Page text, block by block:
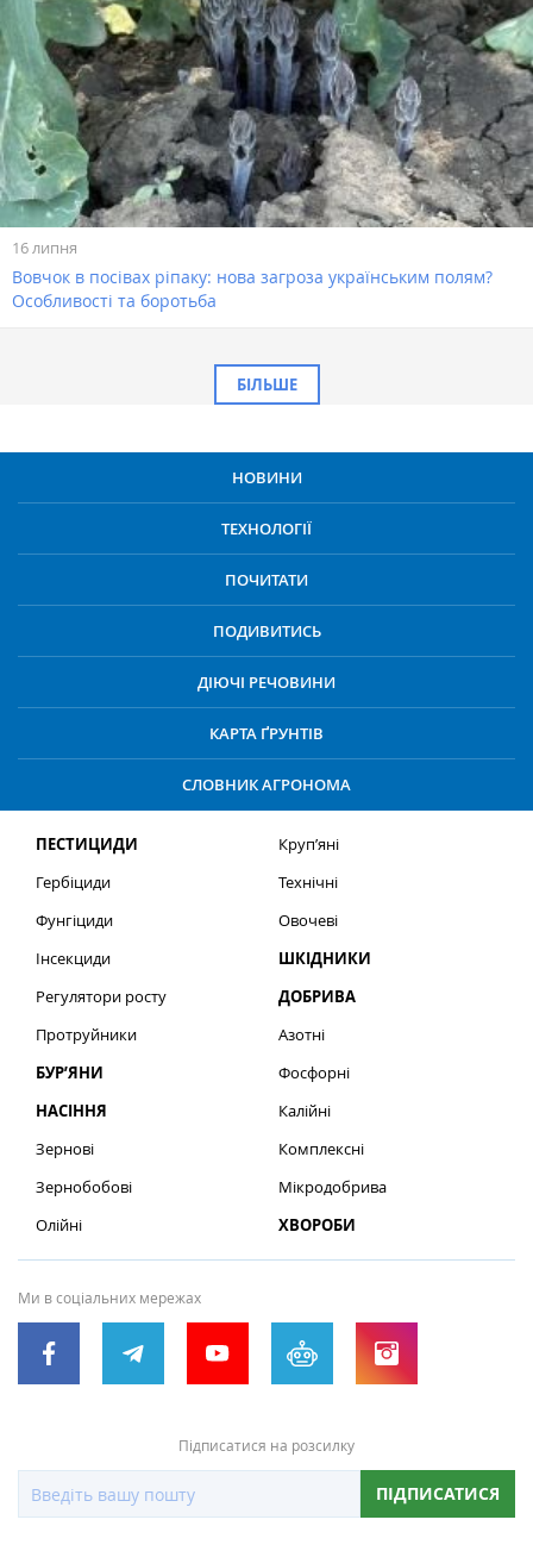
16 липня
Вовчок в посівах ріпаку: нова загроза українським полям?
Особливості та боротьба
БІЛЬШЕ
НОВИНИ
ТЕХНОЛОГІЇ
ПОЧИТАТИ
ПОДИВИТИСЬ
ДІЮЧІ РЕЧОВИНИ
КАРТА ҐРУНТІВ
СЛОВНИК АГРОНОМА
ПЕСТИЦИДИ
Гербіциди
Фунгіциди
Інсекциди
Регулятори росту
Протруйники
БУР’ЯНИ
НАСІННЯ
Зернові
Зернобобові
Олійні
Круп’яні
Технічні
Овочеві
ШКІДНИКИ
ДОБРИВА
Азотні
Фосфорні
Калійні
Комплексні
Мікродобрива
ХВОРОБИ
Ми в соціальних мережах
Підписатися на розсилку
ПІДПИСАТИСЯ